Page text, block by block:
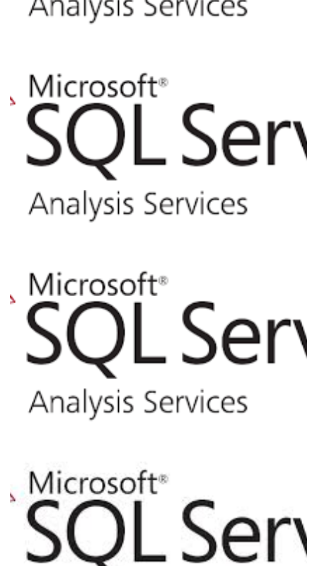
consultar informações e processar
comandos via linha de comando (XLMA)
pelo SQL Server
02 de abril de 2017 4 min de leitura
para backup e restore de cubos via linha
de comando T-SQL
05 de março de 2017 3 min de leitura
primeiro cubo multidimensional no
modelo estrela (Star schema)
28 de fevereiro de 2017 11 min de leitura